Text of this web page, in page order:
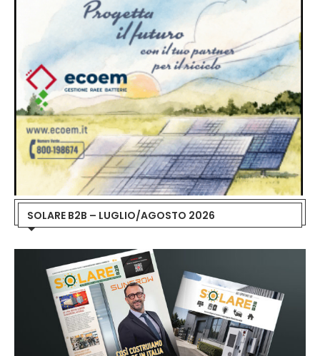
SOLARE B2B – LUGLIO/AGOSTO 2026